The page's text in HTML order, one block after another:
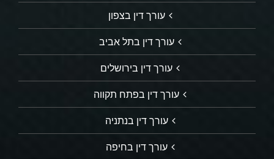
עורך דין בצפון
עורך דין בתל אביב
עורך דין בירושלים
עורך דין בפתח תקווה
עורך דין בנתניה
עורך דין בחיפה